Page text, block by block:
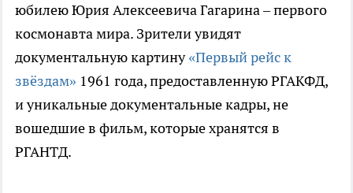
юбилею Юрия Алексеевича Гагарина – первого
космонавта мира. Зрители увидят
документальную картину«Первый рейс к
звёздам» 1961 года, предоставленную РГАКФД,
и уникальные документальные кадры, не
вошедшие в фильм, которые хранятся в
РГАНТД.